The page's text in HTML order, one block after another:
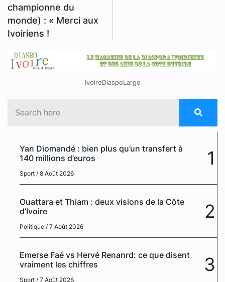
championne du
monde) : « Merci aux
Ivoiriens !
IvoireDiaspoLarge
Yan Diomandé : bien plus qu’un transfert à
140 millions d’euros
Sport / 8 Août 2026
1
Ouattara et Thiam : deux visions de la Côte
d’Ivoire
Politique / 7 Août 2026
2
Emerse Faé vs Hervé Renanrd: ce que disent
vraiment les chiffres
Sport / 7 Août 2026
3